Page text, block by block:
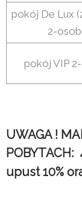
pokój De Lux
2-
pokój VIP
UWAGA !
upust 10%